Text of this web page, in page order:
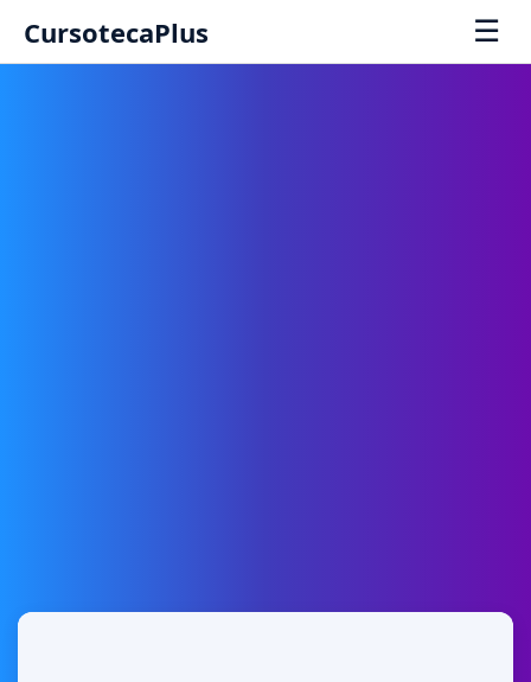
CursotecaPlus ☰